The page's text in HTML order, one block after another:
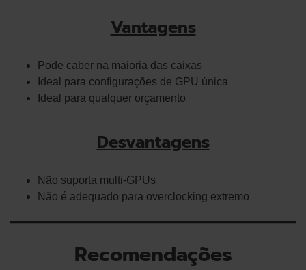
Vantagens
Pode caber na maioria das caixas
Ideal para configurações de GPU única
Ideal para qualquer orçamento
Desvantagens
Não suporta multi-GPUs
Não é adequado para overclocking extremo
Recomendações